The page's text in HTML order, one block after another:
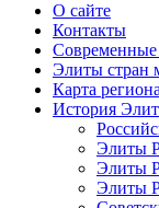
О сайте
Контакты
Современные
Элиты стран
Картa
История Элит
Элиты
Элиты
Элиты